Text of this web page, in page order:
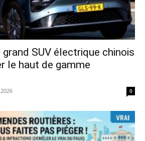
grand SUV électrique chinois
le haut de gamme
0